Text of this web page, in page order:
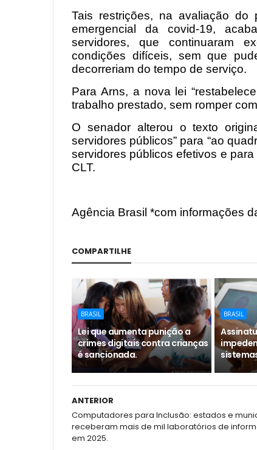
Tais restrições, na avaliação do
emergencial da covid-19,
servidores, que continuaram
condições difíceis, sem que
decorreriam do tempo de serviço.
Para Arns, a nova lei
trabalho prestado, sem romper
O senador alterou o texto
servidores públicos” para “ao
servidores públicos efetivos e
CLT.
Agência Brasil *com informações
COMPARTILHE
BRASIL
Lei que aumenta punição a
crimes digitais contra crianças
é sancionada.
BRASIL
ANTERIOR
Computadores para Inclusão: estados e
receberam mais de mil laboratórios de
em 2025.